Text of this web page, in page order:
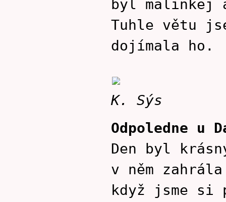
byl malinkej
Tuhle větu
dojímala ho.
K. Sýs
Odpoledne u
Den byl
v něm
když jsme si